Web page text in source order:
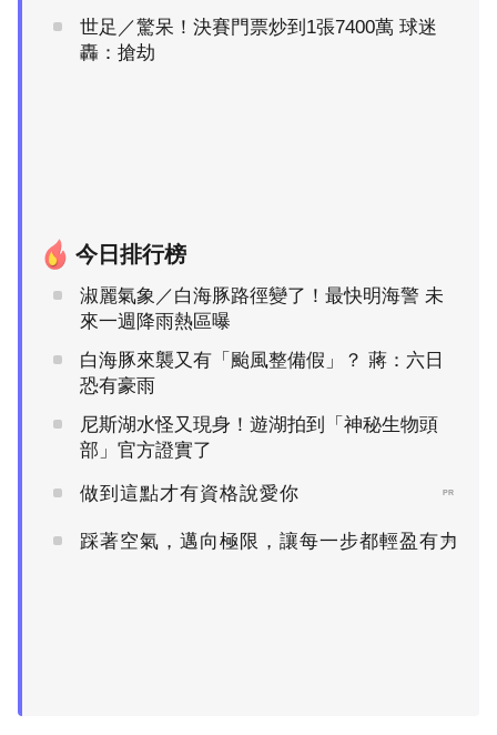
世足／驚呆！決賽門票炒到1張7400萬 球迷
轟：搶劫
今日排行榜
淑麗氣象／白海豚路徑變了！最快明海警 未
來一週降雨熱區曝
白海豚來襲又有「颱風整備假」？ 蔣：六日
恐有豪雨
尼斯湖水怪又現身！遊湖拍到「神秘生物頭
部」官方證實了
做到這點才有資格說愛你 PR
踩著空氣，邁向極限，讓每一步都輕盈有力
PR